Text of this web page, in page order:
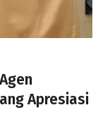
Apresiasi